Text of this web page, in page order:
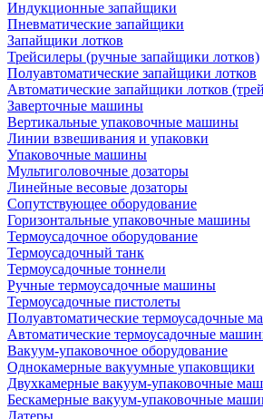
Индукционные запайщики
Пневматические запайщики
Запайщики лотков
Трейсилеры (ручные запайщики лотков)
Полуавтоматические запайщики лотков
Автоматические запайщики лотков
Заверточные машины
Вертикальные упаковочные машины
Линии взвешивания и упаковки
Упаковочные машины
Мультиголовочные дозаторы
Линейные весовые дозаторы
Сопутствующее оборудование
Горизонтальные упаковочные машины
Термоусадочное оборудование
Термоусадочный танк
Термоусадочные тоннели
Ручные термоусадочные машины
Термоусадочные пистолеты
Полуавтоматические термоусадочные
Автоматические термоусадочные
Вакуум-упаковочное оборудование
Однокамерные вакуумные упаковщики
Двухкамерные вакуум-упаковочные
Бескамерные вакуум-упаковочные
Датеры